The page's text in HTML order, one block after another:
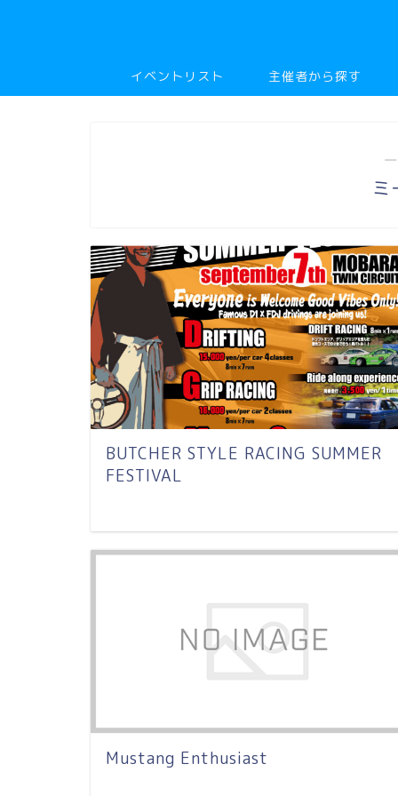
イベントリスト 主催者から探す
ミ
BUTCHER STYLE RACING SUMMER
FESTIVAL
Mustang Enthusiast